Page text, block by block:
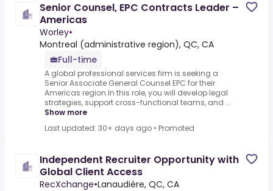
Senior Counsel, EPC Contracts Leader –
Americas
Worley•
Montreal (administrative region), QC, CA
Full-time
A global professional services firm is seeking a
Senior Associate General Counsel EPC for their
Americas region.In this role, you will develop legal
strategies, support cross-functional teams, and ...
Show more
Last updated: 30+ days ago • Promoted
Independent Recruiter Opportunity with
Global Client Access
RecXchange•Lanaudière, QC, CA